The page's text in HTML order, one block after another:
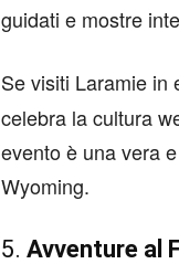
guidati e mostre
Se visiti Laramie in
celebra la cultura
evento è una vera
Wyoming.
5. Avventure al